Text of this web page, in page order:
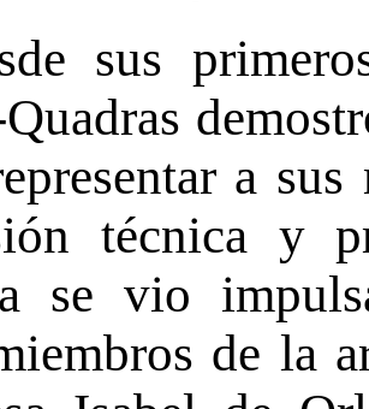
sus
a
técnica y
se vio
de la